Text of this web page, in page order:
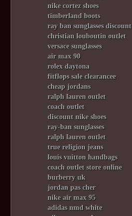
nike cortez shoes
timberland boots
ray ban sunglasses discount
christian louboutin outlet
versace sunglasses
air max 90
rolex daytona
fitflops sale clearancee
cheap jordans
ralph lauren outlet
coach outlet
discount nike shoes
ray-ban sunglasses
ralph lauren outlet
true religion jeans
louis vuitton handbags
coach outlet store online
burberry uk
jordan pas cher
nike air max 95
adidas nmd white